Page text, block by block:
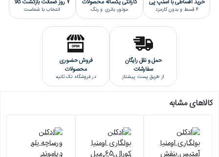
خرید اقساطی با اسنپ پی
4 قسط و بدون کارمزد
گارانتی یکساله محصولات
موتور، باتری و رنگ
7 روز ضمانت بازگشت کالا
انتخاب با شماست
حمل و نقل رایگان
سفارشات
از طریق پست پیشتاز
فروش حضوری
محصولات
در فروشگاه تک ثانیه
کالاهای مشابه